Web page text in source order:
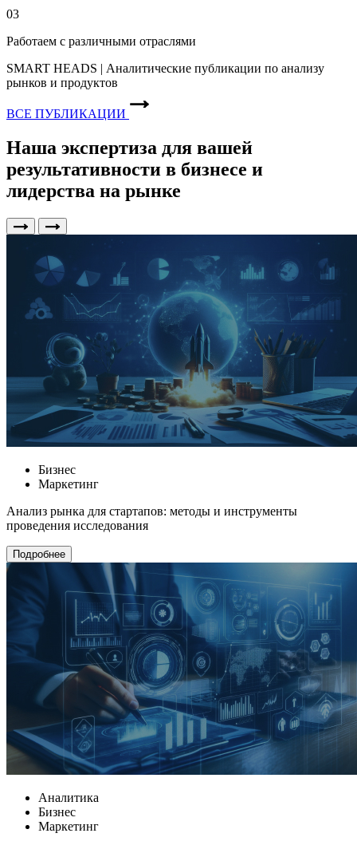
03
Работаем с различными отраслями
SMART HEADS | Аналитические публикации по анализу
рынков и продуктов
ВСЕ ПУБЛИКАЦИИ
Наша экспертиза для вашей
результативности в бизнесе и
лидерства на рынке
Бизнес
Маркетинг
Анализ рынка для стартапов: методы и инструменты
проведения исследования
Подробнее
Аналитика
Бизнес
Маркетинг